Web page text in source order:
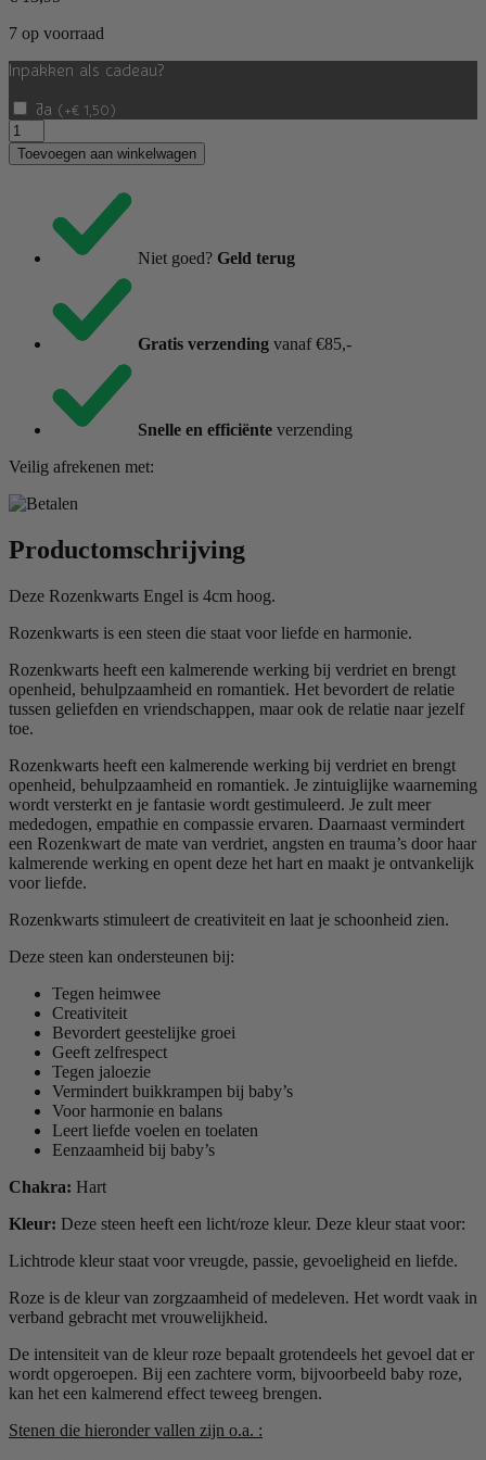
7 op voorraad
Inpakken als cadeau?
Ja (+€ 1,50)
Rozenkwarts
Engel
(4
Toevoegen aan winkelwagen
Niet goed? Geld terug
Gratis verzending vanaf €85,-
Snelle en efficiënte verzending
Veilig afrekenen met:
Productomschrijving
Deze Rozenkwarts Engel is 4cm hoog.
Rozenkwarts is een steen die staat voor liefde en harmonie.
Rozenkwarts heeft een kalmerende werking bij verdriet en brengt
openheid, behulpzaamheid en romantiek. Het bevordert de relatie
tussen geliefden en vriendschappen, maar ook de relatie naar jezelf
toe.
Rozenkwarts heeft een kalmerende werking bij verdriet en brengt
openheid, behulpzaamheid en romantiek. Je zintuiglijke waarneming
wordt versterkt en je fantasie wordt gestimuleerd. Je zult meer
mededogen, empathie en compassie ervaren. Daarnaast vermindert
een Rozenkwart de mate van verdriet, angsten en trauma’s door haar
kalmerende werking en opent deze het hart en maakt je ontvankelijk
voor liefde.
Rozenkwarts stimuleert de creativiteit en laat je schoonheid zien.
Deze steen kan ondersteunen bij:
Tegen heimwee
Creativiteit
Bevordert geestelijke groei
Geeft zelfrespect
Tegen jaloezie
Vermindert buikkrampen bij baby’s
Voor harmonie en balans
Leert liefde voelen en toelaten
Eenzaamheid bij baby’s
Chakra: Hart
Kleur: Deze steen heeft een licht/roze kleur. Deze kleur staat voor:
Lichtrode kleur staat voor vreugde, passie, gevoeligheid en liefde.
Roze is de kleur van zorgzaamheid of medeleven. Het wordt vaak in
verband gebracht met vrouwelijkheid.
De intensiteit van de kleur roze bepaalt grotendeels het gevoel dat er
wordt opgeroepen. Bij een zachtere vorm, bijvoorbeeld baby roze,
kan het een kalmerend effect teweeg brengen.
Stenen die hieronder vallen zijn o.a. :